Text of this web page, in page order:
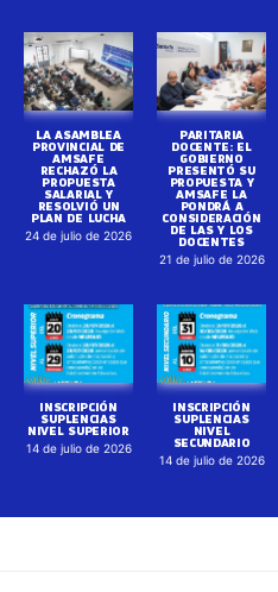
LA ASAMBLEA
PROVINCIAL DE
AMSAFE
RECHAZÓ LA
PROPUESTA
SALARIAL Y
RESOLVIÓ UN
PLAN DE LUCHA
24 de julio de 2026
PARITARIA
DOCENTE: EL
GOBIERNO
PRESENTÓ SU
PROPUESTA Y
AMSAFE LA
PONDRÁ A
CONSIDERACIÓN
DE LAS Y LOS
DOCENTES
21 de julio de 2026
INSCRIPCIÓN
SUPLENCIAS
NIVEL SUPERIOR
14 de julio de 2026
INSCRIPCIÓN
SUPLENCIAS
NIVEL
SECUNDARIO
14 de julio de 2026